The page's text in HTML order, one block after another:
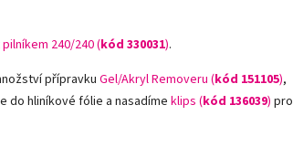
pilníkem 240/240 (kód 330031).
přípravku Gel/Akryl Removeru (kód 151105),
do hliníkové fólie a nasadíme klips (kód 136039) pro